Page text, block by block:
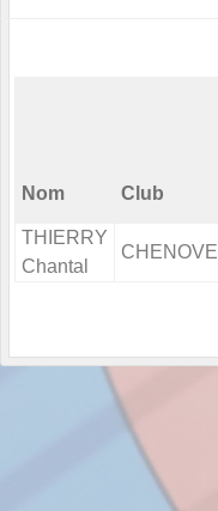
Nom Club
THIERRY
Chantal
CHENOVE